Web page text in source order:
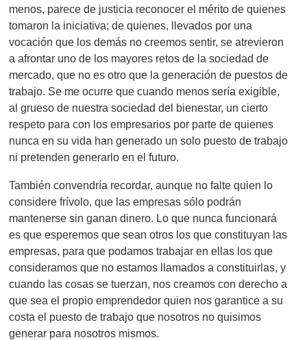
menos, parece de justicia reconocer el mérito de quienes
tomaron la iniciativa; de quienes, llevados por una
vocación que los demás no creemos sentir, se atrevieron
a afrontar uno de los mayores retos de la sociedad de
mercado, que no es otro que la generación de puestos de
trabajo. Se me ocurre que cuando menos sería exigible,
al grueso de nuestra sociedad del bienestar, un cierto
respeto para con los empresarios por parte de quienes
nunca en su vida han generado un solo puesto de trabajo
ni pretenden generarlo en el futuro.
También convendría recordar, aunque no falte quien lo
considere frívolo, que las empresas sólo podrán
mantenerse sin ganan dinero. Lo que nunca funcionará
es que esperemos que sean otros los que constituyan las
empresas, para que podamos trabajar en ellas los que
consideramos que no estamos llamados a constituirlas, y
cuando las cosas se tuerzan, nos creamos con derecho a
que sea el propio emprendedor quien nos garantice a su
costa el puesto de trabajo que nosotros no quisimos
generar para nosotros mismos.